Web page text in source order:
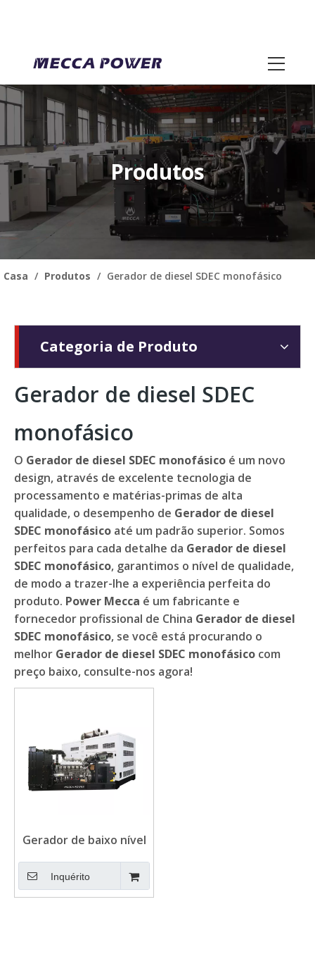
Produtos
Casa / Produtos / Gerador de diesel SDEC monofásico
Categoria de Produto
Gerador de diesel SDEC
monofásico
O Gerador de diesel SDEC monofásico é um novo
design, através de excelente tecnologia de
processamento e matérias-primas de alta
qualidade, o desempenho de Gerador de diesel
SDEC monofásico até um padrão superior. Somos
perfeitos para cada detalhe da Gerador de diesel
SDEC monofásico, garantimos o nível de qualidade,
de modo a trazer-lhe a experiência perfeita do
produto. Power Mecca é um fabricante e
fornecedor profissional de China Gerador de diesel
SDEC monofásico, se você está procurando o
melhor Gerador de diesel SDEC monofásico com
preço baixo, consulte-nos agora!
Gerador de baixo nível
de ruído da única fase
1500RPM SDEC
Inquérito